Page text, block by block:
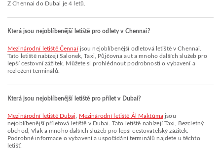
Z Chennai do Dubai je 4 letů.
Která jsou nejoblíbenější letiště pro odlety v Chennai?
Mezinárodní letiště Čennaíjsou nejoblíbenější odletová letiště v Chennai.
Tato letiště nabízejí Salonek, Taxi, Půjčovna aut a mnoho dalších služeb pro
lepší cestovní zážitek. Můžete si prohlédnout podrobnosti o vybavení a
rozložení terminálů.
Která jsou nejoblíbenější letiště pro přílet v Dubai?
Mezinárodní letiště Dubaj Mezinárodní letiště Ál Maktúma jsou
nejoblíbenější příletová letiště v Dubai. Tato letiště nabízejí Taxi, Bezcletný
obchod, Vlak a mnoho dalších služeb pro lepší cestovatelský zážitek.
Podrobné informace o vybavení a uspořádání terminálů najdete u těchto
letišť.